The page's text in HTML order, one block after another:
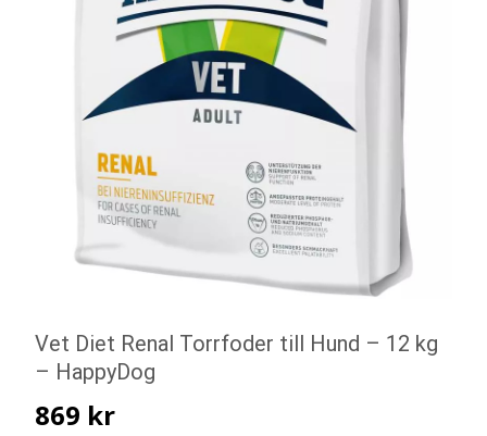
Vet Diet Renal Torrfoder till Hund – 12 kg
– HappyDog
869 kr